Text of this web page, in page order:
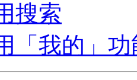
搜索
「我的」功